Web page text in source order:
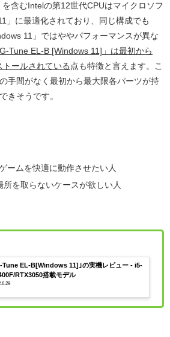
を含むIntelの第12世代CPUはマイクロソフ
」に最適化されており、同じ構成でも
11」ではややパフォーマンスが異な
G-Tune EL-B [Windows 11]」は最初から
トールされている 点も特徴と言えます。こ
手間がなく最初から最大限各パーツが持
きそうです。
ームを快適に動作させたい人
を取らないケースが欲しい人
Tune EL-B[Windows 11]｣の実機レビュー - i5-
RTX3050搭載モデル